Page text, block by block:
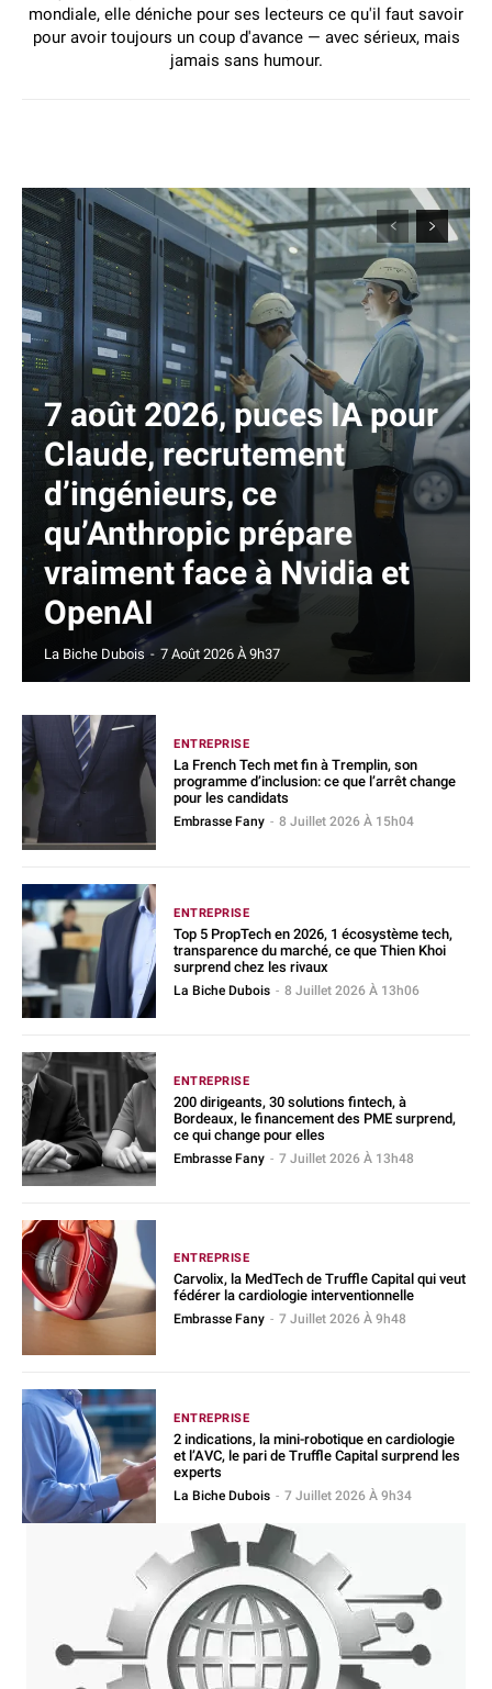
mondiale, elle déniche pour ses lecteurs ce qu'il faut savoir
pour avoir toujours un coup d'avance — avec sérieux, mais
jamais sans humour.
7 août 2026, puces IA pour
Claude, recrutement
d’ingénieurs, ce
qu’Anthropic prépare
vraiment face à Nvidia et
OpenAI
La Biche Dubois - 7 Août 2026 À 9h37
ENTREPRISE
La French Tech met fin à Tremplin, son
programme d’inclusion: ce que l’arrêt change
pour les candidats
Embrasse Fany - 8 Juillet 2026 À 15h04
ENTREPRISE
Top 5 PropTech en 2026, 1 écosystème tech,
transparence du marché, ce que Thien Khoi
surprend chez les rivaux
La Biche Dubois - 8 Juillet 2026 À 13h06
ENTREPRISE
200 dirigeants, 30 solutions fintech, à
Bordeaux, le financement des PME surprend,
ce qui change pour elles
Embrasse Fany - 7 Juillet 2026 À 13h48
ENTREPRISE
Carvolix, la MedTech de Truffle Capital qui veut
fédérer la cardiologie interventionnelle
Embrasse Fany - 7 Juillet 2026 À 9h48
ENTREPRISE
2 indications, la mini-robotique en cardiologie
et l’AVC, le pari de Truffle Capital surprend les
experts
La Biche Dubois - 7 Juillet 2026 À 9h34